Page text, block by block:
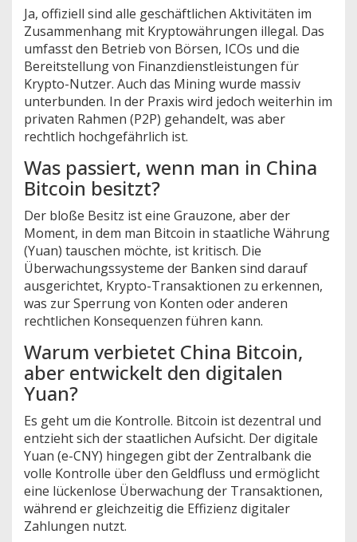
Ja, offiziell sind alle geschäftlichen Aktivitäten im
Zusammenhang mit Kryptowährungen illegal. Das
umfasst den Betrieb von Börsen, ICOs und die
Bereitstellung von Finanzdienstleistungen für
Krypto-Nutzer. Auch das Mining wurde massiv
unterbunden. In der Praxis wird jedoch weiterhin im
privaten Rahmen (P2P) gehandelt, was aber
rechtlich hochgefährlich ist.
Was passiert, wenn man in China
Bitcoin besitzt?
Der bloße Besitz ist eine Grauzone, aber der
Moment, in dem man Bitcoin in staatliche Währung
(Yuan) tauschen möchte, ist kritisch. Die
Überwachungssysteme der Banken sind darauf
ausgerichtet, Krypto-Transaktionen zu erkennen,
was zur Sperrung von Konten oder anderen
rechtlichen Konsequenzen führen kann.
Warum verbietet China Bitcoin,
aber entwickelt den digitalen
Yuan?
Es geht um die Kontrolle. Bitcoin ist dezentral und
entzieht sich der staatlichen Aufsicht. Der digitale
Yuan (e-CNY) hingegen gibt der Zentralbank die
volle Kontrolle über den Geldfluss und ermöglicht
eine lückenlose Überwachung der Transaktionen,
während er gleichzeitig die Effizienz digitaler
Zahlungen nutzt.